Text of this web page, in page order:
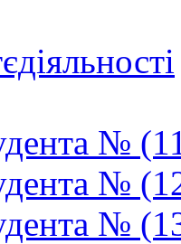
№
№
№